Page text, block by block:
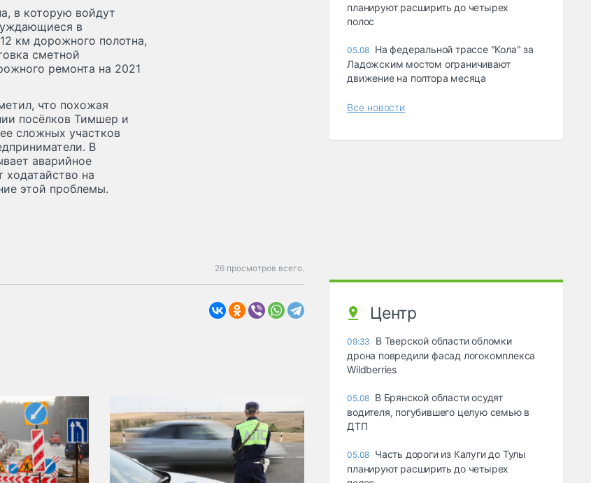
в которую войдут
в
км дорожного полотна,
сметной
ремонта на 2021
что похожая
посёлков Тимшер и
сложных участков
В
аварийное
ходатайство на
этой проблемы.
26 просмотров всего.
планируют расширить до четырех
полос
05.08 На федеральной трассе "Кола" за
Ладожским мостом ограничивают
движение на полтора месяца
Все новости
Центр
09:33
В Тверской области обломки
дрона повредили фасад логокомплекса
Wildberries
05.08 В Брянской области осудят
водителя, погубившего целую семью в
ДТП
05.08 Часть дороги из Калуги до Тулы
планируют расширить до четырех